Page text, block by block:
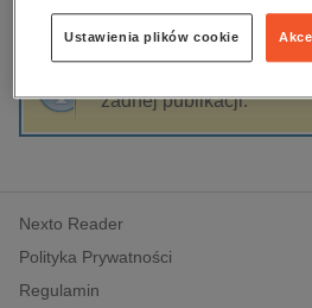
dzienniki
edukacja
hobby, sport, rozrywka
komputery, internet,
polityka, społeczno-
psychologiczne
inne
Sortowanie
żadnej publikacji.
Nexto Reader
Polityka Prywatności
Regulamin
Ustawienia plików cookie